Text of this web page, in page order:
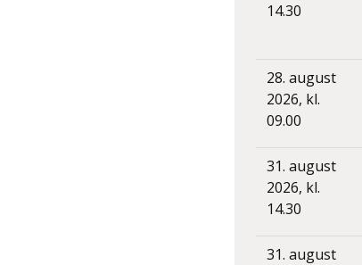
14.30
28. august
2026, kl.
09.00
31. august
2026, kl.
14.30
31. august